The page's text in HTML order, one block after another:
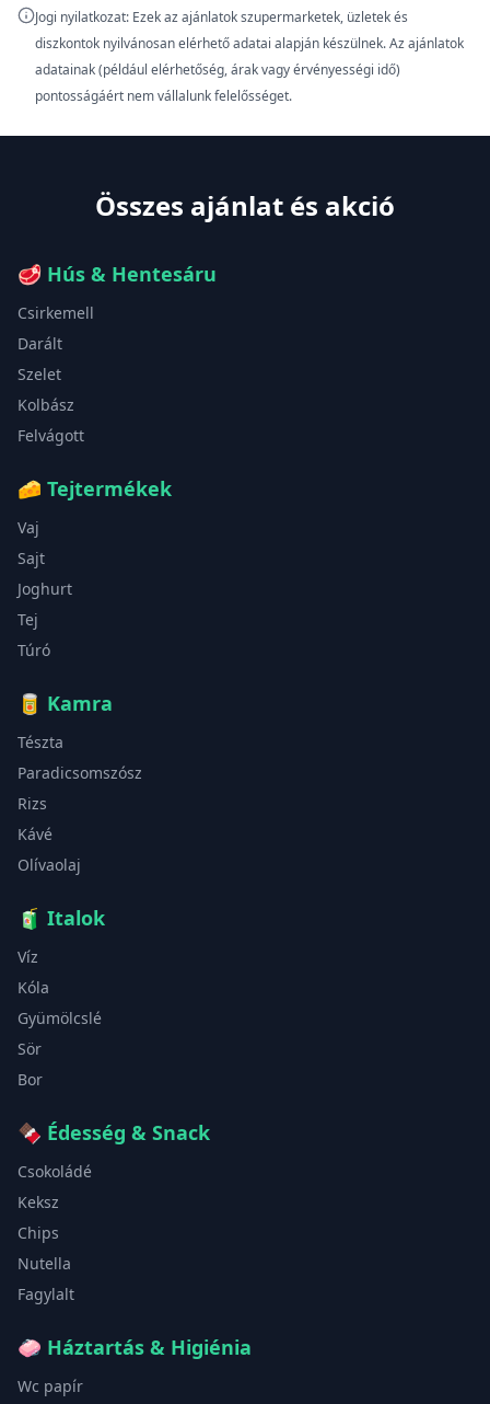
Jogi nyilatkozat: Ezek az ajánlatok szupermarketek, üzletek és
diszkontok nyilvánosan elérhető adatai alapján készülnek. Az ajánlatok
adatainak (például elérhetőség, árak vagy érvényességi idő)
pontosságáért nem vállalunk felelősséget.
Összes ajánlat és akció
🥩 Hús & Hentesáru
Csirkemell
Darált
Szelet
Kolbász
Felvágott
🧀 Tejtermékek
Vaj
Sajt
Joghurt
Tej
Túró
🥫 Kamra
Tészta
Paradicsomszósz
Rizs
Kávé
Olívaolaj
🧃 Italok
Víz
Kóla
Gyümölcslé
Sör
Bor
🍫 Édesség & Snack
Csokoládé
Keksz
Chips
Nutella
Fagylalt
🧼 Háztartás & Higiénia
Wc papír